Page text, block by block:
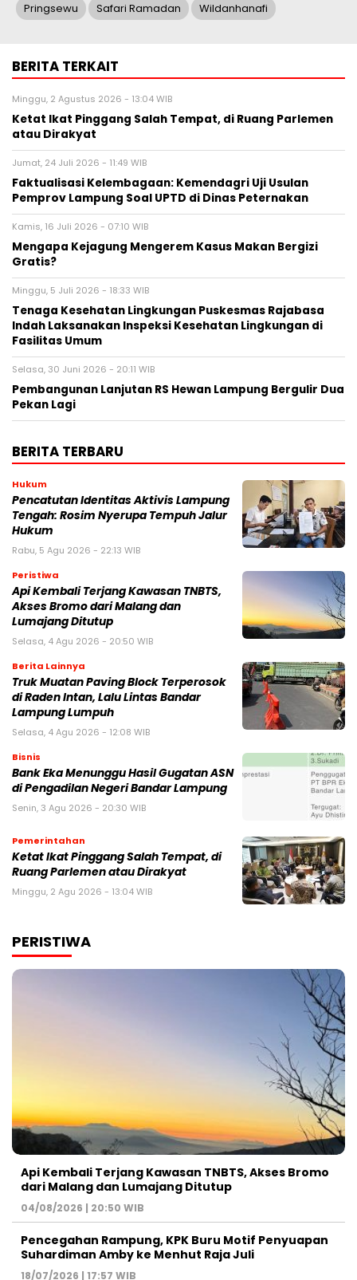
Pringsewu Safari Ramadan Wildanhanafi
BERITA TERKAIT
Minggu, 2 Agustus 2026 - 13:04 WIB
Ketat Ikat Pinggang Salah Tempat, di Ruang Parlemen
atau Dirakyat
Jumat, 24 Juli 2026 - 11:49 WIB
Faktualisasi Kelembagaan: Kemendagri Uji Usulan
Pemprov Lampung Soal UPTD di Dinas Peternakan
Kamis, 16 Juli 2026 - 07:10 WIB
Mengapa Kejagung Mengerem Kasus Makan Bergizi
Gratis?
Minggu, 5 Juli 2026 - 18:33 WIB
Tenaga Kesehatan Lingkungan Puskesmas Rajabasa
Indah Laksanakan Inspeksi Kesehatan Lingkungan di
Fasilitas Umum
Selasa, 30 Juni 2026 - 20:11 WIB
Pembangunan Lanjutan RS Hewan Lampung Bergulir Dua
Pekan Lagi
BERITA TERBARU
Hukum
Pencatutan Identitas Aktivis Lampung
Tengah: Rosim Nyerupa Tempuh Jalur
Hukum
Rabu, 5 Agu 2026 - 22:13 WIB
Peristiwa
Api Kembali Terjang Kawasan TNBTS,
Akses Bromo dari Malang dan
Lumajang Ditutup
Selasa, 4 Agu 2026 - 20:50 WIB
Berita Lainnya
Truk Muatan Paving Block Terperosok
di Raden Intan, Lalu Lintas Bandar
Lampung Lumpuh
Selasa, 4 Agu 2026 - 12:08 WIB
Bisnis
Bank Eka Menunggu Hasil Gugatan ASN
di Pengadilan Negeri Bandar Lampung
Senin, 3 Agu 2026 - 20:30 WIB
Pemerintahan
Ketat Ikat Pinggang Salah Tempat, di
Ruang Parlemen atau Dirakyat
Minggu, 2 Agu 2026 - 13:04 WIB
PERISTIWA
Api Kembali Terjang Kawasan TNBTS, Akses Bromo
dari Malang dan Lumajang Ditutup
04/08/2026 | 20:50 WIB
Pencegahan Rampung, KPK Buru Motif Penyuapan
Suhardiman Amby ke Menhut Raja Juli
18/07/2026 | 17:57 WIB